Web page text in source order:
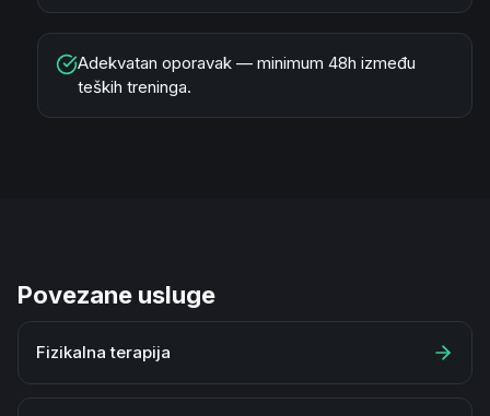
Adekvatan oporavak — minimum 48h između
teških treninga.
Povezane usluge
Fizikalna terapija